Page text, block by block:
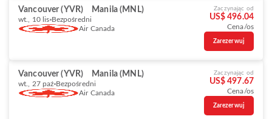
Vancouver (YVR) Manila (MNL)
wt., 10 lis Bezpośredni
Air Canada
Zaczynając od
US$ 496.04
Cena/os
Zarezerwuj
Vancouver (YVR) Manila (MNL)
wt., 27 paź Bezpośredni
Air Canada
Zaczynając od
US$ 497.67
Cena/os
Zarezerwuj